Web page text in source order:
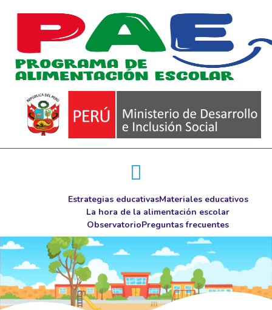
Estrategias educativasMateriales educativos
La hora de la alimentación escolar
ObservatorioPreguntas frecuentes